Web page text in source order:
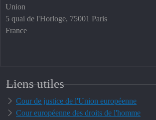
Union
5 quai de l'Horloge, 75001 Paris
France
Liens utiles
Cour de justice de l'Union européenne
Cour européenne des droits de l'homme